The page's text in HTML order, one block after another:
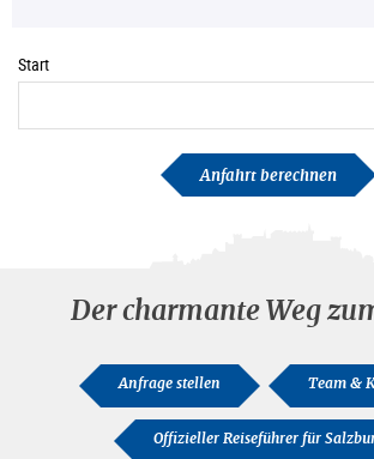
Start
Anfahrt berechnen
Der charmante Weg
Anfrage stellen Team &
Offizieller Reiseführer für